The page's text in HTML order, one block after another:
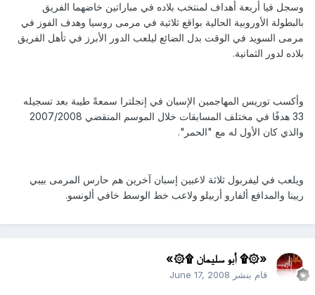
وسجل فيا أربعة أهداف لمنتخب بلاده في مباراتين خاضهما الفريق
بالبطولة الأوروبية الحالية بواقع ثلاثية في مرمى روسيا وهدف الفوز في
مرمى السويد في الوقت بدل الضائع ليلعب الدور الأبرز في تأهل الفريق
بلاده لدور الثمانية.
وأكسب توريس المهاجمين الإسبان في إنجلترا سمعةً طيبة بعد تسجيله
33 هدفًا في مختلف المسابقات خلال الموسم المنقضي 2007/2008
والذي كان الأول له مع "الحمر".
ويلعب في ليفربول ثلاثة لاعبين إسبان آخرين هم حارس المرمى بيبي
ريينا والمدافع ألفارو أربيلو ولاعب خط الوسط خافي ألونسو.
«۞۩ أبو سليمان ۩۞»
قام بنشر June 17, 2008